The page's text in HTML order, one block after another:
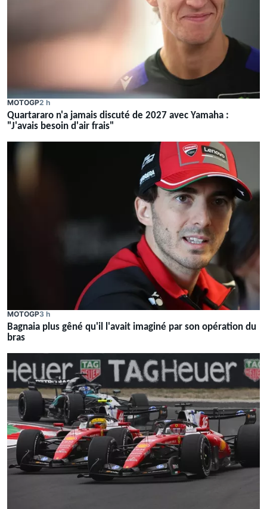
MOTOGP2 h
Quartararo n'a jamais discuté de 2027 avec Yamaha :
"J'avais besoin d'air frais"
MOTOGP3 h
Bagnaia plus gêné qu'il l'avait imaginé par son opération du
bras